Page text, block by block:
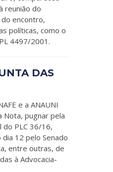
reunião do
do encontro,
políticas, como o
4497/2001.
DAS
e a ANAUNI
pugnar pela
do PLC 36/16,
12 pelo Senado
entre outras, de
à Advocacia-